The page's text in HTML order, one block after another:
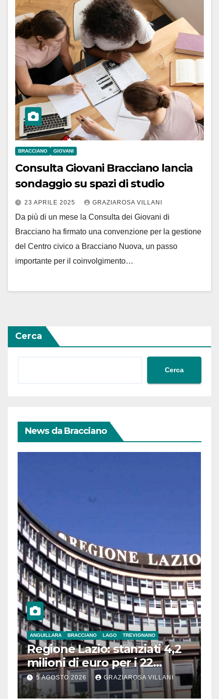
BRACCIANO GIOVANI
Consulta Giovani Bracciano lancia
sondaggio su spazi di studio
23 APRILE 2025 GRAZIAROSA VILLANI
Da più di un mese la Consulta dei Giovani di
Bracciano ha firmato una convenzione per la gestione
del Centro civico a Bracciano Nuova, un passo
importante per il coinvolgimento…
Cerca
Cerca
News da Bracciano
ANGUILLARA BRACCIANO LAGO TREVIGNANO
Regione Lazio: stanziati 4,2
milioni di euro per i 22
Comuni dell’Etruria
Meridionale
5 AGOSTO 2026 GRAZIAROSA VILLANI